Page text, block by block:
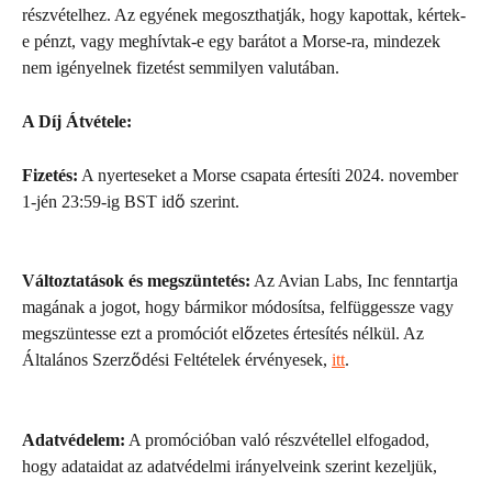
részvételhez. Az egyének megoszthatják, hogy kapottak, kértek-
e pénzt, vagy meghívtak-e egy barátot a Morse-ra, mindezek
nem igényelnek fizetést semmilyen valutában.
A Díj Átvétele:
Fizetés: A nyerteseket a Morse csapata értesíti 2024. november
1-jén 23:59-ig BST idő szerint.
Változtatások és megszüntetés: Az Avian Labs, Inc fenntartja
magának a jogot, hogy bármikor módosítsa, felfüggessze vagy
megszüntesse ezt a promóciót előzetes értesítés nélkül. Az
Általános Szerződési Feltételek érvényesek, itt.
Adatvédelem: A promócióban való részvétellel elfogadod,
hogy adataidat az adatvédelmi irányelveink szerint kezeljük,